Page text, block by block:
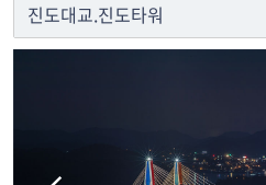
진도대교.진도타워